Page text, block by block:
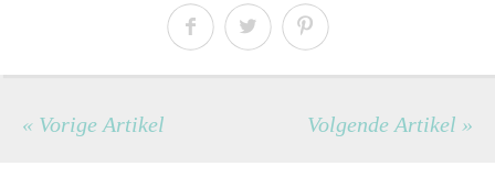
« Vorige Artikel Volgende Artikel »